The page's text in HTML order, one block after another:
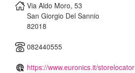
Via Aldo Moro, 53
San Giorgio Del Sannio
82018
082440555
https://www.euronics.it/storelocator